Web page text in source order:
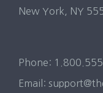
New York, NY
Phone:
Email: